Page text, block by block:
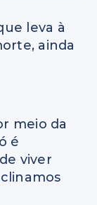
leva à
ainda
meio da
é
viver